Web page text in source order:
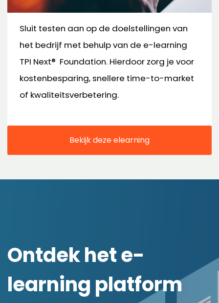
Sluit testen aan op de doelstellingen van
het bedrijf met behulp van de e-learning
TPI Next® Foundation. Hierdoor zorg je voor
kostenbesparing, snellere time-to-market
of kwaliteitsverbetering.
Bekijk deze elearning
Ontdek het e-
learning platform